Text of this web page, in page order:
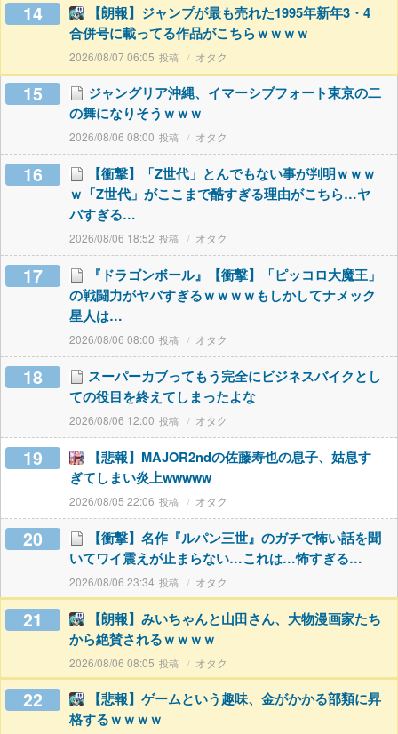
14
【朗報】ジャンプが最も売れた1995年新年3・4
合併号に載ってる作品がこちらｗｗｗｗ
2026/08/07 06:05 オタク
15
ジャングリア沖縄、イマーシブフォート東京の二
の舞になりそうｗｗｗ
2026/08/06 08:00 オタク
16
【衝撃】「Z世代」とんでもない事が判明ｗｗｗ
ｗ「Z世代」がここまで酷すぎる理由がこちら…ヤ
バすぎる…
2026/08/06 18:52 オタク
17
『ドラゴンボール』【衝撃】「ピッコロ大魔王」
の戦闘力がヤバすぎるｗｗｗｗもしかしてナメック
星人は…
2026/08/06 08:00 オタク
18
スーパーカブってもう完全にビジネスバイクとし
ての役目を終えてしまったよな
2026/08/06 12:00 オタク
19
【悲報】MAJOR2ndの佐藤寿也の息子、姑息す
ぎてしまい炎上wwwww
2026/08/05 22:06 オタク
20
【衝撃】名作『ルパン三世』のガチで怖い話を聞
いてワイ震えが止まらない…これは…怖すぎる…
2026/08/06 23:34 オタク
21
【朗報】みいちゃんと山田さん、大物漫画家たち
から絶賛されるｗｗｗｗ
2026/08/06 08:05 オタク
22
【悲報】ゲームという趣味、金がかかる部類に昇
格するｗｗｗｗ